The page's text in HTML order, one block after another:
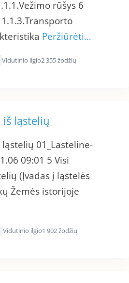
rūšys 6
Peržiūrėti…
Vidutinio ilgio2 355 žodžių
ląstelių
01_Lasteline-
09:01 5 Visi
(Įvadas į ląstelės
Žemės istorijoje
Vidutinio ilgio1 902 žodžių